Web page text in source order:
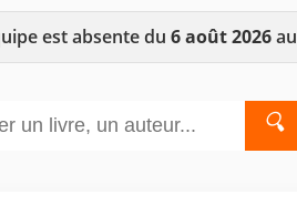
est absente du 6 août 2026au
🔍